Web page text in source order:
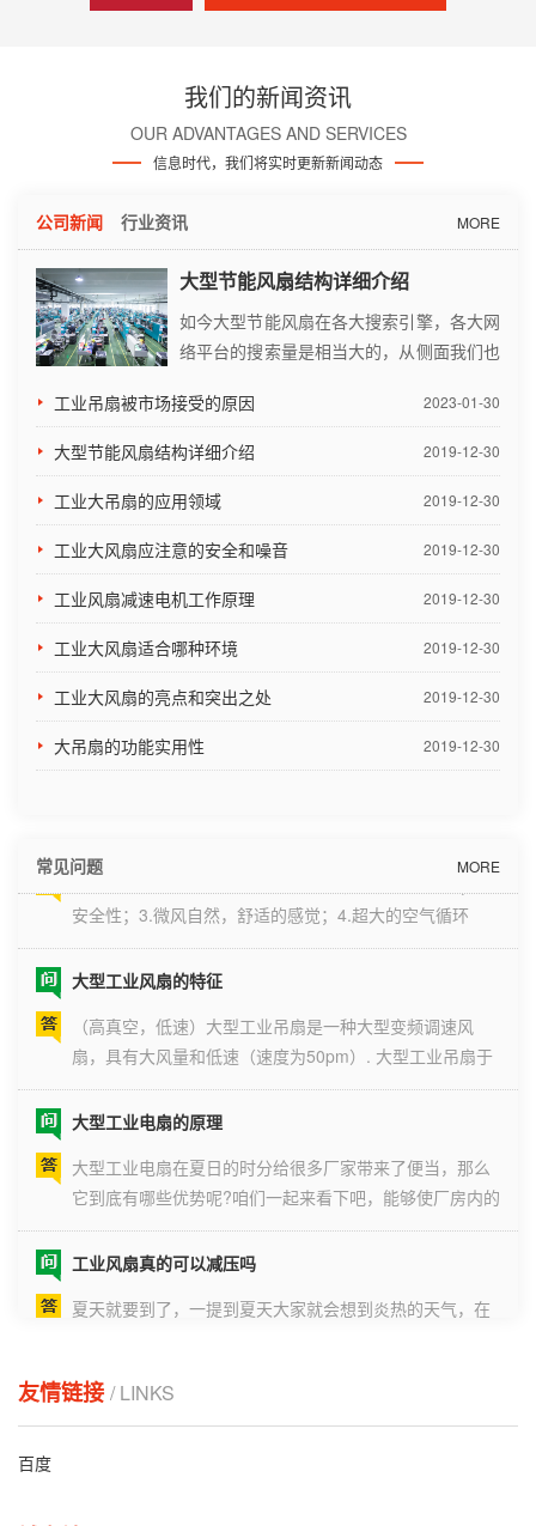
我们的新闻资讯
OUR ADVANTAGES AND SERVICES
信息时代，我们将实时更新新闻动态
MORE
公司新闻 行业资讯
大型节能风扇结构详细介绍
如今大型节能风扇在各大搜索引擎，各大网
络平台的搜索量是相当大的，从侧面我们也
是专门为食堂、候车室、展览厅、大型超市
等空间较大的场所使用。作为一名及格的采
购员，原则是为公司采购质量好并且价格合
适的产品，那么产品结构是很重要的一点。
一、驱动装置工...
工业吊扇被市场接受的原因 2023-01-30
大型节能风扇结构详细介绍 2019-12-30
工业大吊扇的应用领域 2019-12-30
工业大风扇应注意的安全和噪音 2019-12-30
工业风扇减速电机工作原理 2019-12-30
工业大风扇适合哪种环境 2019-12-30
工业大风扇的亮点和突出之处 2019-12-30
大吊扇的功能实用性 2019-12-30
MORE
常见问题工业大型风扇的优点:1.除空气分层外，节能效果显着；2.
安全性；3.微风自然，舒适的感觉；4.超大的空气循环
场；5.集通风降温于一体，除湿防霉；6.无级送风模式，
扰；8.不占用地面空间.工业大型风扇的缺点:1.适用于高度
超过4.5...
扇，具有大风量和低速（速度为50pm）. 大型工业吊扇于
1995年在美国诞生. 该产品是专为节省高层建筑的能耗和
一起使用时，可以节省30％以上的能源！在相同温度下，
舒适度可以大大提...
它到底有哪些优势呢?咱们一起来看下吧，能够使厂房内的
温度下降，通 风状况也能够得到改进，还能够进步工作效
理摆放的空间。 并且受风的规模也比较广，转速也比
较低，环保，节点功能又好...
夏天的时候炎热的天气，又碰到了忙碌的工作，就导致了
工业大风扇作为车间通风降温的设备，许多的车间都已经
大型工业吊扇采购标准有哪些？
大型工业吊扇节能环保、性能良好，直至今日仍然稳定地
友情链接 / LINKS
百度